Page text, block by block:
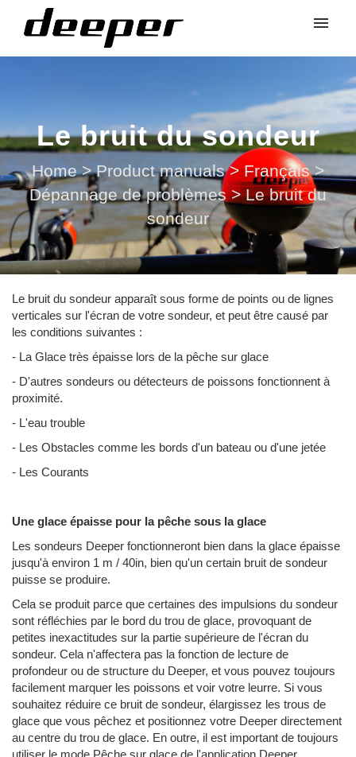
Le bruit du sondeur
Home > Product manuals > Français >
Dépannage de problèmes > Le bruit du
sondeur
Le bruit du sondeur apparaît sous forme de points ou de lignes
verticales sur l'écran de votre sondeur, et peut être causé par
les conditions suivantes :
- La Glace très épaisse lors de la pêche sur glace
- D'autres sondeurs ou détecteurs de poissons fonctionnent à
proximité.
- L'eau trouble
- Les Obstacles comme les bords d'un bateau ou d'une jetée
- Les Courants
Une glace épaisse pour la pêche sous la glace
Les sondeurs Deeper fonctionneront bien dans la glace épaisse
jusqu'à environ 1 m / 40in, bien qu'un certain bruit de sondeur
puisse se produire.
Cela se produit parce que certaines des impulsions du sondeur
sont réfléchies par le bord du trou de glace, provoquant de
petites inexactitudes sur la partie supérieure de l'écran du
sondeur. Cela n'affectera pas la fonction de lecture de
profondeur ou de structure du Deeper, et vous pouvez toujours
facilement marquer les poissons et voir votre leurre. Si vous
souhaitez réduire ce bruit de sondeur, élargissez les trous de
glace que vous pêchez et positionnez votre Deeper directement
au centre du trou de glace. En outre, il est important de toujours
utiliser le mode Pêche sur glace de l'application Deeper.